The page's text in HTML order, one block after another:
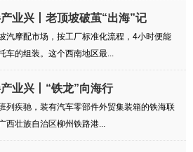
业兴丨老顶坡破茧“出海”记
汽摩配市场，按工厂标准化流程，4小时便能
车的组装。这个西南地区最...
业兴丨“铁龙”向海行
列疾驰，装有汽车零部件外贸集装箱的铁海联
西壮族自治区柳州铁路港...